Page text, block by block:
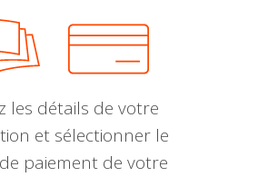
les détails de votre
et sélectionner le
paiement de votre